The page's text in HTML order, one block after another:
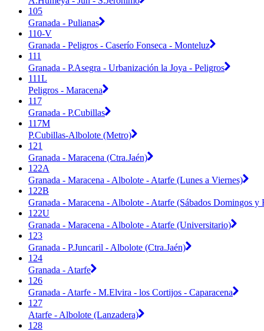
105
Granada - Pulianas
110-V
Granada - Peligros - Caserío Fonseca - Monteluz
111
Granada - P.Asegra - Urbanización la Joya - Peligros
111L
Peligros - Maracena
117
Granada - P.Cubillas
117M
P.Cubillas-Albolote (Metro)
121
Granada - Maracena (Ctra.Jaén)
122A
Granada - Maracena - Albolote - Atarfe (Lunes a Viernes)
122B
Granada - Maracena - Albolote - Atarfe (Sábados Domingos y
122U
Granada - Maracena - Albolote - Atarfe (Universitario)
123
Granada - P.Juncaril - Albolote (Ctra.Jaén)
124
Granada - Atarfe
126
Granada - Atarfe - M.Elvira - los Cortijos - Caparacena
127
Atarfe - Albolote (Lanzadera)
128